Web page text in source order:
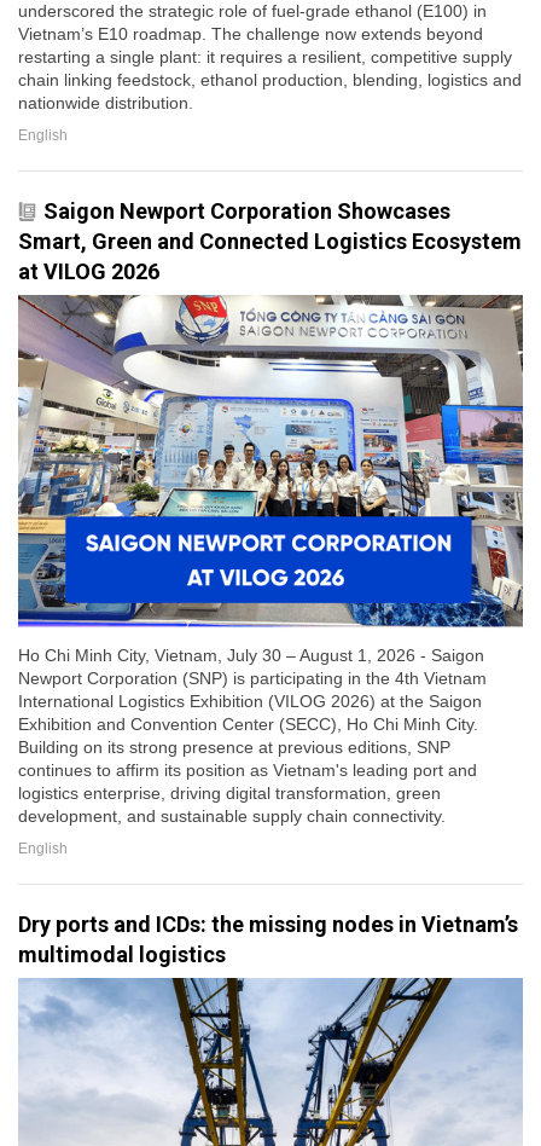
underscored the strategic role of fuel-grade ethanol (E100) in
Vietnam’s E10 roadmap. The challenge now extends beyond
restarting a single plant: it requires a resilient, competitive supply
chain linking feedstock, ethanol production, blending, logistics and
nationwide distribution.
English
Saigon Newport Corporation Showcases
Smart, Green and Connected Logistics Ecosystem
at VILOG 2026
Ho Chi Minh City, Vietnam, July 30 – August 1, 2026 - Saigon
Newport Corporation (SNP) is participating in the 4th Vietnam
International Logistics Exhibition (VILOG 2026) at the Saigon
Exhibition and Convention Center (SECC), Ho Chi Minh City.
Building on its strong presence at previous editions, SNP
continues to affirm its position as Vietnam's leading port and
logistics enterprise, driving digital transformation, green
development, and sustainable supply chain connectivity.
English
Dry ports and ICDs: the missing nodes in Vietnam’s
multimodal logistics